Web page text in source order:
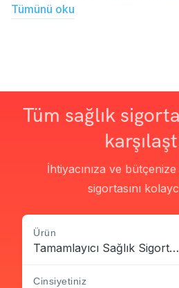
Tümünü oku
Tüm sağlık
İhtiyacınıza ve
sigortasını
Ürün
Tamamlayıcı Sağlık Sigortası
Cinsiyetiniz